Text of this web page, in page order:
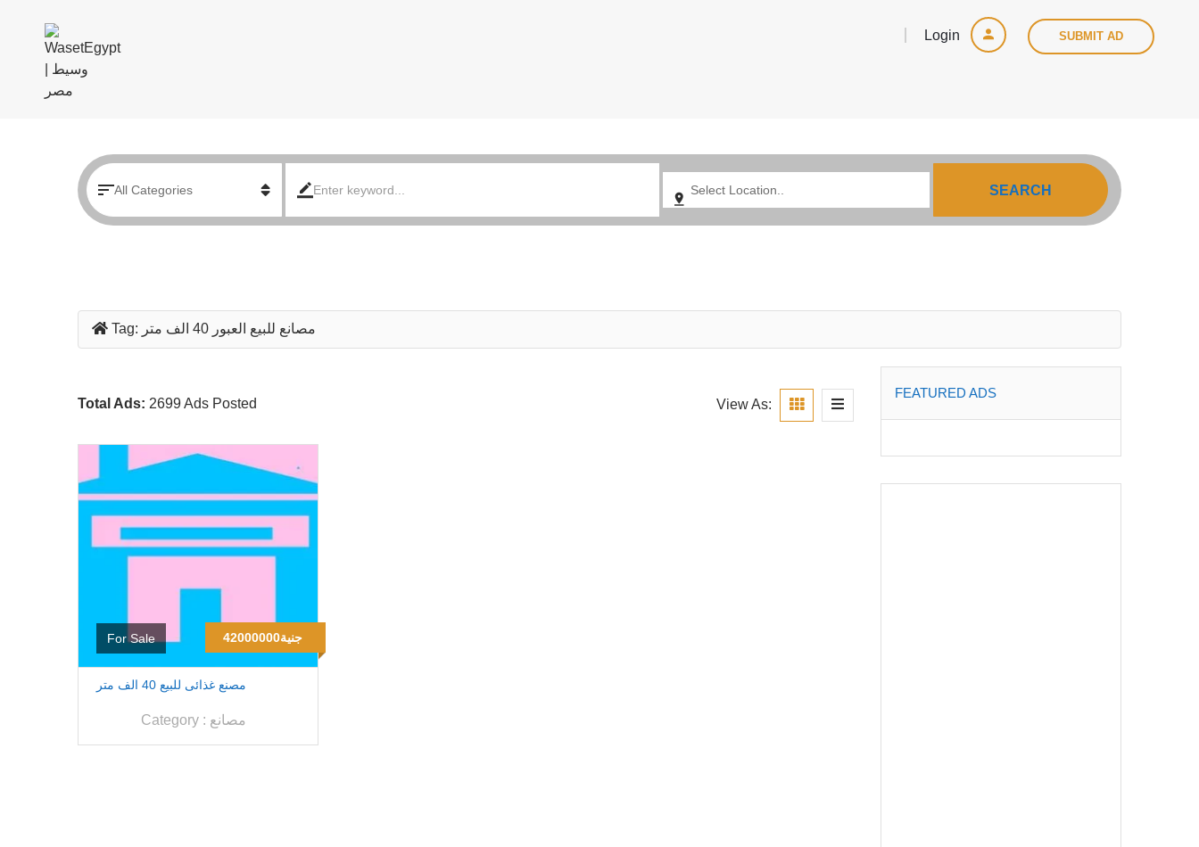
Login SUBMIT AD
SEARCH
Tag: مصانع للبيع العبور 40 الف متر
Total Ads: 2699 Ads Posted View As:
For Sale 42000000جنية
مصنع غذائى للبيع 40 الف متر
Category : مصانع
FEATURED ADS